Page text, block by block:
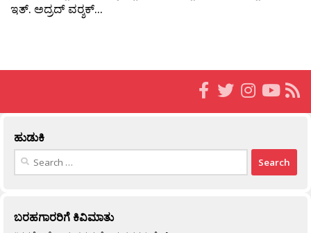
ಇತ್. ಅದ್ರದ್ ವರ‍್ಶಕ್...
ಹುಡುಕಿ
Search
ಬರಹಗಾರರಿಗೆ ಕಿವಿಮಾತು